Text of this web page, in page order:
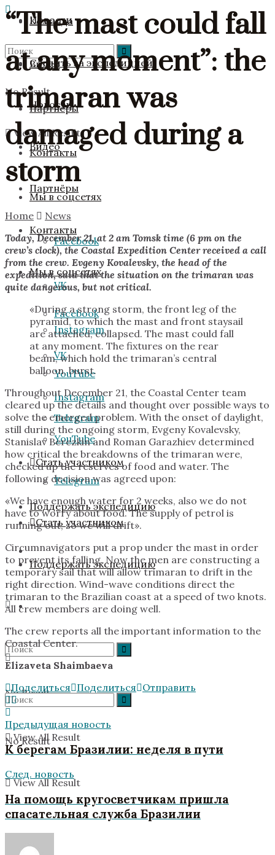
Новости
Видео
Партнёры
Контакты
Мы в соцсетях
Facebook
VK
Instagram
YouTube
Telegram
Стать участником
Поддержать экспедицию
No Result
View All Result
Команда
Следить за экспедицией
Новости
Видео
Партнёры
Контакты
Мы в соцсетях
Facebook
VK
Instagram
YouTube
Telegram
Стать участником
Поддержать экспедицию
No Result
View All Result
No Result
View All Result
“The mast could fall
at any moment”: the
trimaran was
damaged during a
storm
Home
News
Today, December 21, at 2 am Tomsk time (6 pm on the
crew’s clock), the Coastal Expedition Center received a call
from the crew. Evgeny Kovalevsky, the head of the
expedition, said that the situation on the trimaran was
quite dangerous, but not critical.
«During a strong storm, the front leg of the
pyramid, to which the mast and front staysail
are attached, collapsed. The mast could fall
at any moment. The fixtures on the rear
beam, which hold the trimaran’s central
balloon, burst.
Throughout December 21, the Coastal Center team
cleared up the details and thought over possible ways to
solve the emerged problem. With the onset of daylight,
still during the ongoing storm, Evgeny Kovalevsky,
Stanislav Berezkin and Roman Garazhiev determined
how critical the breakdowns of the trimaran were,
checked up the reserves of food and water. The
following decision was agreed upon:
«We have enough water for 2 weeks, also we do not
have to worry about food. The supply of petrol is
running out, so we will drift».
Сircumnavigators put a prop under the mast in order
to prevent its falling. Now the men are constructing a
temporary sail that will allow trimaran to drift in the
right direction. Wind-wave conditions direct the
trimaran to the Brazilian coast at a speed of two knots.
All crew members are doing well.
The crew reports all the important information to the
Coastal Center.
Elizaveta Shaimbaeva
Поделиться Поделиться Отправить
Предыдущая новость
К берегам Бразилии: неделя в пути
След. новость
На помощь кругосветчикам пришла
спасательная служба Бразилии